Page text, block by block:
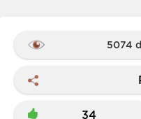
5074
34